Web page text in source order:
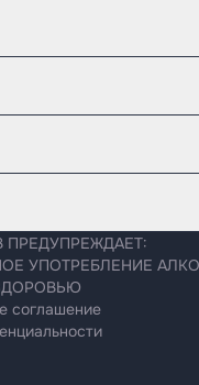
ПРЕДУПРЕЖДАЕТ:
УПОТРЕБЛЕНИЕ
соглашение